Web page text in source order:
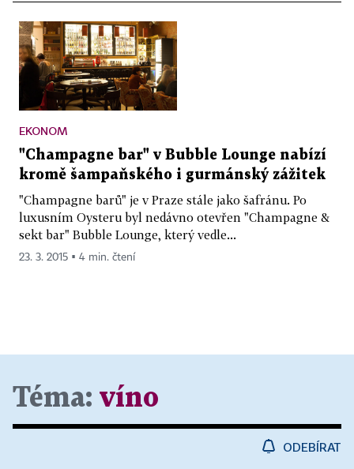
EKONOM
"Champagne bar" v Bubble Lounge nabízí
kromě šampaňského i gurmánský zážitek
"Champagne barů" je v Praze stále jako šafránu. Po
luxusním Oysteru byl nedávno otevřen "Champagne &
sekt bar" Bubble Lounge, který vedle...
23. 3. 2015 ▪ 4 min. čtení
Téma: víno
ODEBÍRAT